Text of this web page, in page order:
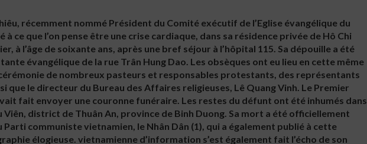
récemment nommé Président du Comité exécutif de l’Eglise évangélique du
à ce que l’on pense être une crise cardiaque, dans sa résidence privée de Hô Chi
à l’âge de soixante ans, après une bref séjour à l’hôpital 115. Sa dépouille a été
évangélique de la rue Trân Hung Dao. Les obsèques ont eu lieu en cette même
de nombreux pasteurs et responsables protestants, des représentants
que le directeur du Bureau des Affaires religieuses, Lê Quang Vinh. Le Premier
fait envoyer une couronne funéraire. Les restes du défunt ont été inhumés dans
Viên, district de Thuân An, province de Binh Duong. Sa mort a été officiellement
Parti communiste vietnamien, le Nhân Dân (1), qui a également publié à cette
élogieuse. vietnamienne d’information s’est également fait l’écho de son